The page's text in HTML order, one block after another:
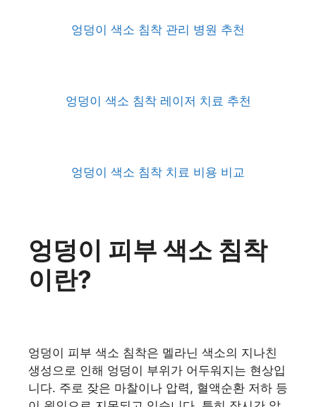
엉덩이 색소 침착 관리 병원 추천
엉덩이 색소 침착 레이저 치료 추천
엉덩이 색소 침착 치료 비용 비교
엉덩이 피부 색소 침착
이란?
엉덩이 피부 색소 침착은 멜라닌 색소의 지나친
생성으로 인해 엉덩이 부위가 어두워지는 현상입
니다. 주로 잦은 마찰이나 압력, 혈액순환 저하 등